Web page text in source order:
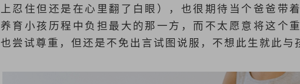
上忍住但还是在心里翻了白眼），也很期待当个爸爸带
养育小孩历程中负担最大的那一方，而不太愿意将这个
也尝试尊重，但还是不免出言试图说服，不想此生就此与